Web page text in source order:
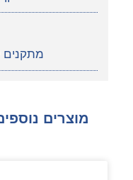
מתקנים
מוצרים